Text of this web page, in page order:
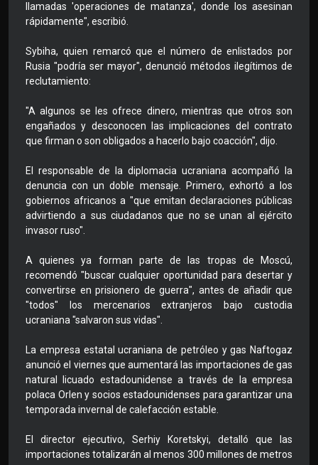
llamadas 'operaciones de matanza', donde los asesinan
rápidamente", escribió.
Sybiha, quien remarcó que el número de enlistados por
Rusia "podría ser mayor", denunció métodos ilegítimos de
reclutamiento:
"A algunos se les ofrece dinero, mientras que otros son
engañados y desconocen las implicaciones del contrato
que firman o son obligados a hacerlo bajo coacción", dijo.
El responsable de la diplomacia ucraniana acompañó la
denuncia con un doble mensaje. Primero, exhortó a los
gobiernos africanos a "que emitan declaraciones públicas
advirtiendo a sus ciudadanos que no se unan al ejército
invasor ruso".
A quienes ya forman parte de las tropas de Moscú,
recomendó "buscar cualquier oportunidad para desertar y
convertirse en prisionero de guerra", antes de añadir que
"todos" los mercenarios extranjeros bajo custodia
ucraniana "salvaron sus vidas".
La empresa estatal ucraniana de petróleo y gas Naftogaz
anunció el viernes que aumentará las importaciones de gas
natural licuado estadounidense a través de la empresa
polaca Orlen y socios estadounidenses para garantizar una
temporada invernal de calefacción estable.
El director ejecutivo, Serhiy Koretskyi, detalló que las
importaciones totalizarán al menos 300 millones de metros